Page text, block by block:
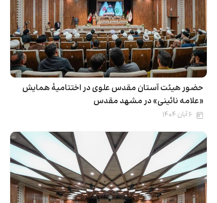
حضور هیئت آستان مقدس علوی در اختتامیۀ همایش
«علامه نائینی» در مشهد مقدس
۶ آبان ۱۴۰۴